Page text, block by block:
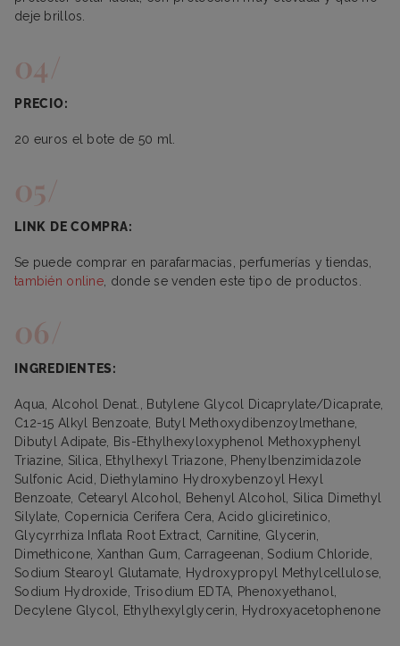
deje brillos.
PRECIO:
20 euros el bote de 50 ml.
LINK DE COMPRA:
Se puede comprar en parafarmacias, perfumerías y tiendas,
también online , donde se venden este tipo de productos.
INGREDIENTES:
Aqua, Alcohol Denat., Butylene Glycol Dicaprylate/Dicaprate,
C12-15 Alkyl Benzoate, Butyl Methoxydibenzoylmethane,
Dibutyl Adipate, Bis-Ethylhexyloxyphenol Methoxyphenyl
Triazine, Silica, Ethylhexyl Triazone, Phenylbenzimidazole
Sulfonic Acid, Diethylamino Hydroxybenzoyl Hexyl
Benzoate, Cetearyl Alcohol, Behenyl Alcohol, Silica Dimethyl
Silylate, Copernicia Cerifera Cera, Acido gliciretinico,
Glycyrrhiza Inflata Root Extract, Carnitine, Glycerin,
Dimethicone, Xanthan Gum, Carrageenan, Sodium Chloride,
Sodium Stearoyl Glutamate, Hydroxypropyl Methylcellulose,
Sodium Hydroxide, Trisodium EDTA, Phenoxyethanol,
Decylene Glycol, Ethylhexylglycerin, Hydroxyacetophenone